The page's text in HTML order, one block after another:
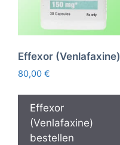
Effexor (Venlafaxine)
80,00 €
Effexor
(Venlafaxine)
bestellen